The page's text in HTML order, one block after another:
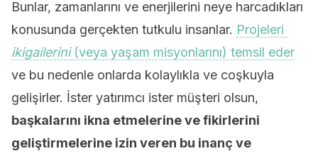
Bunlar, zamanlarını ve enerjilerini neye harcadıkları
konusunda gerçekten tutkulu insanlar. Projeleri
ikigailerini(veya yaşam misyonlarını) temsil eder
ve bu nedenle onlarda kolaylıkla ve coşkuyla
gelişirler. İster yatırımcı ister müşteri olsun,
başkalarını ikna etmelerine ve fikirlerini
geliştirmelerine izin veren bu inanç ve